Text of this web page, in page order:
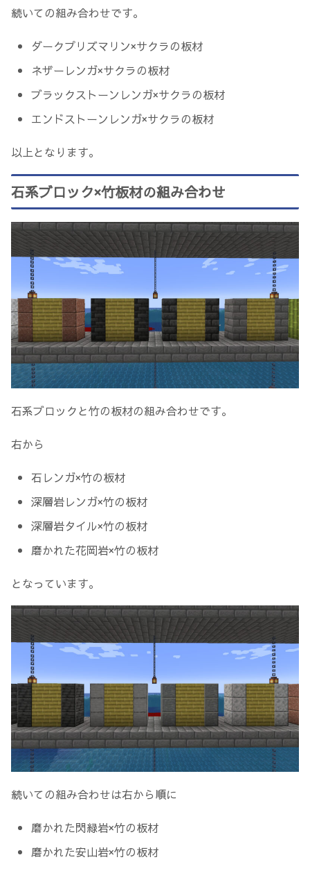
続いての組み合わせです。
ダークプリズマリン×サクラの板材
ネザーレンガ×サクラの板材
ブラックストーンレンガ×サクラの板材
エンドストーンレンガ×サクラの板材
以上となります。
石系ブロック×竹板材の組み合わせ
石系ブロックと竹の板材の組み合わせです。
右から
石レンガ×竹の板材
深層岩レンガ×竹の板材
深層岩タイル×竹の板材
磨かれた花岡岩×竹の板材
となっています。
続いての組み合わせは右から順に
磨かれた閃緑岩×竹の板材
磨かれた安山岩×竹の板材